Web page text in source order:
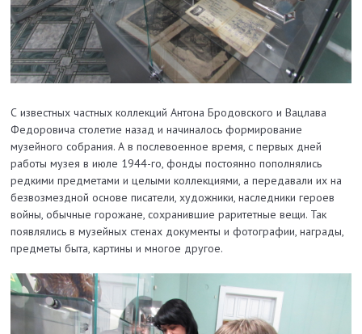
С известных частных коллекций Антона Бродовского и Вацлава
Федоровича столетие назад и начиналось формирование
музейного собрания. А в послевоенное время, с первых дней
работы музея в июле 1944-го, фонды постоянно пополнялись
редкими предметами и целыми коллекциями, а передавали их на
безвозмездной основе писатели, художники, наследники героев
войны, обычные горожане, сохранившие раритетные вещи. Так
появлялись в музейных стенах документы и фотографии, награды,
предметы быта, картины и многое другое.